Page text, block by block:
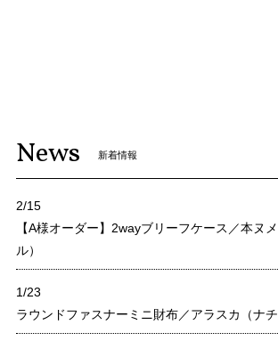
News 新着情報
2/15
【A様オーダー】2wayブリーフケース／本ヌ
ル）
1/23
ラウンドファスナーミニ財布／アラスカ（ナチ